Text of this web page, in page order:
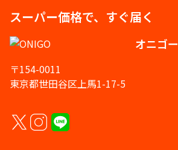
スーパー価格で、すぐ届く
オニゴー
〒154-0011
東京都世田谷区上馬1-17-5